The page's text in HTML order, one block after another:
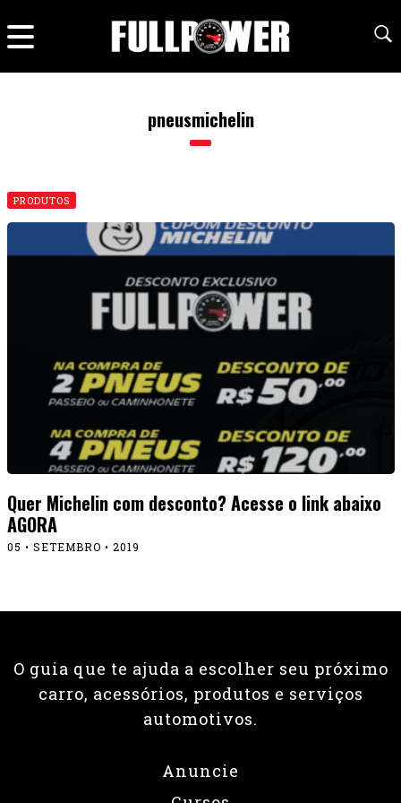
pneusmichelin
PRODUTOS
Quer Michelin com desconto? Acesse o link abaixo
AGORA
05 • SETEMBRO • 2019
O guia que te ajuda a escolher seu próximo
carro, acessórios, produtos e serviços
automotivos.
Anuncie